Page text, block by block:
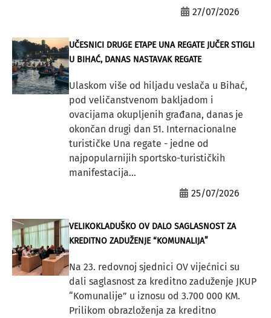
27/07/2026
UČESNICI DRUGE ETAPE UNA REGATE JUČER STIGLI
U BIHAĆ, DANAS NASTAVAK REGATE
Ulaskom više od hiljadu veslača u Bihać,
pod veličanstvenom bakljadom i
ovacijama okupljenih građana, danas je
okončan drugi dan 51. Internacionalne
turističke Una regate - jedne od
najpopularnijih sportsko-turističkih
manifestacija...
25/07/2026
VELIKOKLADUŠKO OV DALO SAGLASNOST ZA
KREDITNO ZADUŽENJE “KOMUNALIJA”
Na 23. redovnoj sjednici OV vijećnici su
dali saglasnost za kreditno zaduženje JKUP
“Komunalije” u iznosu od 3.700 000 KM.
Prilikom obrazloženja za kreditno